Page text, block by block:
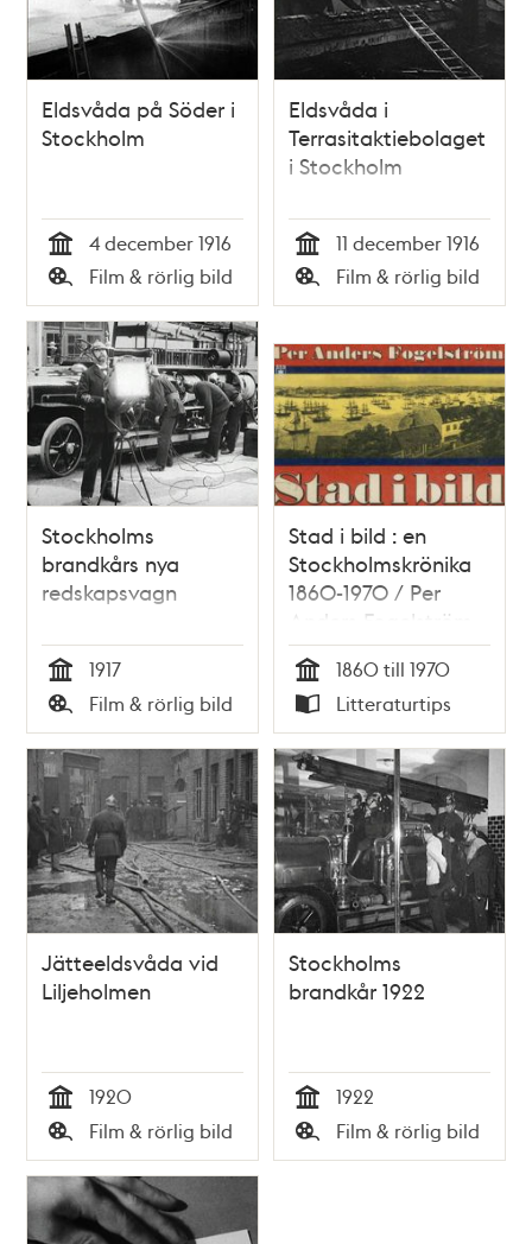
Eldsvåda på Söder i
Stockholm
Tid
4 december 1916
Typ
Film & rörlig bild
Eldsvåda i
Terrasitaktiebolaget
i Stockholm
Tid
11 december 1916
Typ
Film & rörlig bild
Stockholms
brandkårs nya
redskapsvagn
Tid
1917
Typ
Film & rörlig bild
Stad i bild : en
Stockholmskrönika
1860-1970 / Per
Anders Fogelström
Tid
1860 till 1970
Typ
Litteraturtips
Jätteeldsvåda vid
Liljeholmen
Tid
1920
Typ
Film & rörlig bild
Stockholms
brandkår 1922
Tid
1922
Typ
Film & rörlig bild